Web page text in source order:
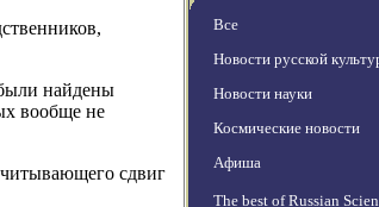
найдены
вообще не
сдвиг
Все
Новости русской
Новости науки
Космические новости
Афиша
The best of Russian